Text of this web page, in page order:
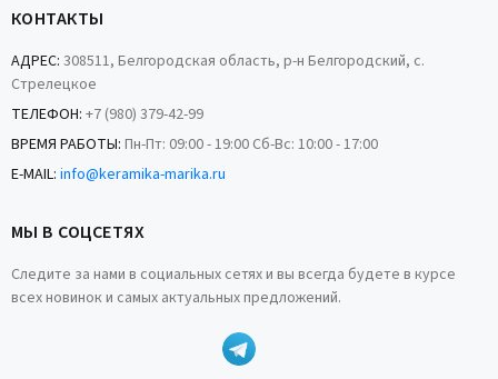
КОНТАКТЫ
АДРЕС: 308511, Белгородская область, р-н Белгородский, с.
Стрелецкое
ТЕЛЕФОН: +7 (980) 379-42-99
ВРЕМЯ РАБОТЫ: Пн-Пт: 09:00 - 19:00 Сб-Вс: 10:00 - 17:00
E-MAIL: info@keramika-marika.ru
МЫ В СОЦСЕТЯХ
Следите за нами в социальных сетях и вы всегда будете в курсе
всех новинок и самых актуальных предложений.